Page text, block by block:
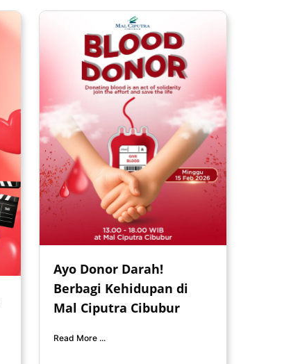
Ayo Donor Darah!
Berbagi Kehidupan di
Mal Ciputra Cibubur
Read More ...